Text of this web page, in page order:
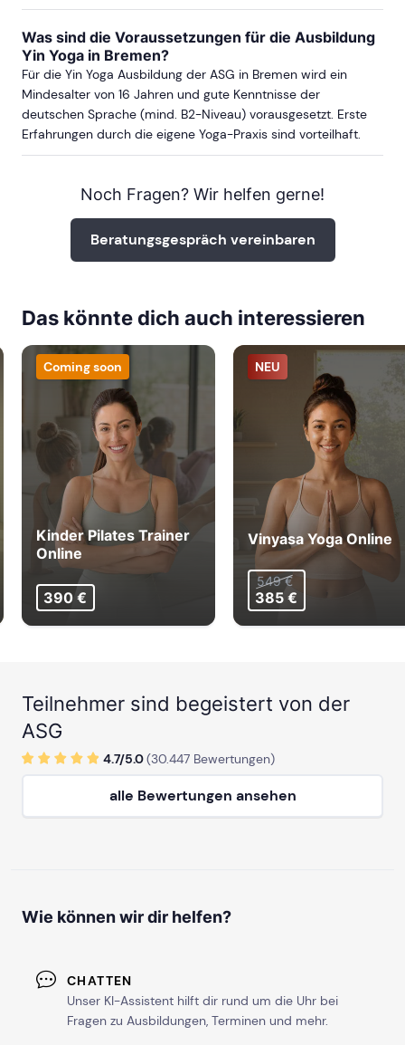
Was sind die Voraussetzungen für die Ausbildung
Yin Yoga in Bremen?
Für die Yin Yoga Ausbildung der ASG in Bremen wird ein
Mindesalter von 16 Jahren und gute Kenntnisse der
deutschen Sprache (mind. B2-Niveau) vorausgesetzt. Erste
Erfahrungen durch die eigene Yoga-Praxis sind vorteilhaft.
Noch Fragen? Wir helfen gerne!
Beratungsgespräch vereinbaren
Das könnte dich auch interessieren
Coming soon
Kinder Pilates Trainer
Online
390 €
NEU
Vinyasa Yoga Online
549 €
385 €
Teilnehmer sind begeistert von der
ASG
4.7/5.0(30.447 Bewertungen)
alle Bewertungen ansehen
Wie können wir dir helfen?
CHATTEN
Unser KI-Assistent hilft dir rund um die Uhr bei
Fragen zu Ausbildungen, Terminen und mehr.